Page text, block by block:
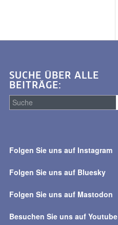
SUCHE ÜBER ALLE
BEITRÄGE:
alle
Folgen Sie uns auf Instagram
Folgen Sie uns auf Bluesky
Folgen Sie uns auf Mastodon
Besuchen Sie uns auf Youtube